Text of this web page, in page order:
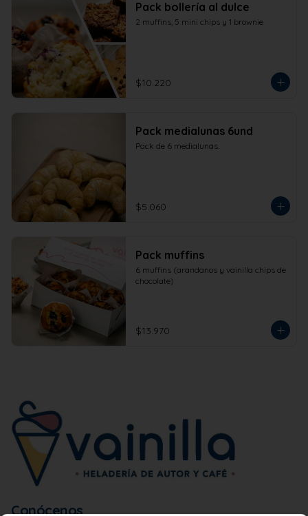
Pack bollería al dulce
2 muffins, 5 mini chips y 1 brownie
$10.220
Pack medialunas 6und
Pack de 6 medialunas.
$5.060
Pack muffins
6 muffins (arandanos y vainilla chips de
chocolate)
$13.970
Conócenos